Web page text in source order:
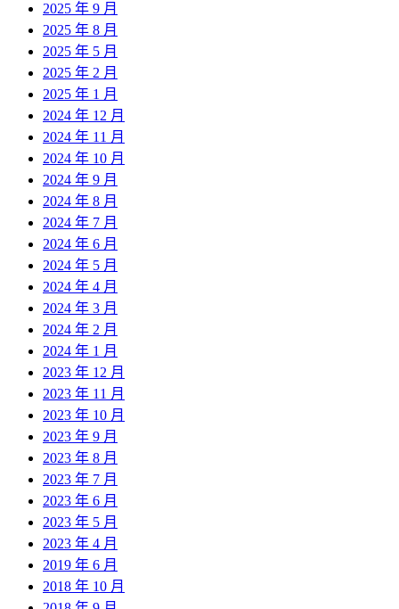
2025 年 9 月
2025 年 8 月
2025 年 5 月
2025 年 2 月
2025 年 1 月
2024 年 12 月
2024 年 11 月
2024 年 10 月
2024 年 9 月
2024 年 8 月
2024 年 7 月
2024 年 6 月
2024 年 5 月
2024 年 4 月
2024 年 3 月
2024 年 2 月
2024 年 1 月
2023 年 12 月
2023 年 11 月
2023 年 10 月
2023 年 9 月
2023 年 8 月
2023 年 7 月
2023 年 6 月
2023 年 5 月
2023 年 4 月
2019 年 6 月
2018 年 10 月